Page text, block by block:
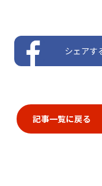
シェアす
記事一覧に戻る